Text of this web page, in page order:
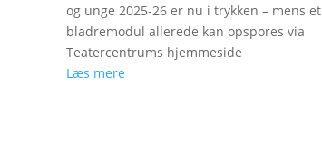
og unge 2025-26 er nu i trykken – mens et
bladremodul allerede kan opspores via
Teatercentrums hjemmeside
Læs mere